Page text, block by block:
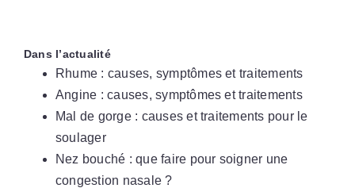
Dans l’actualité
Rhume : causes, symptômes et traitements
Angine : causes, symptômes et traitements
Mal de gorge : causes et traitements pour le
soulager
Nez bouché : que faire pour soigner une
congestion nasale ?